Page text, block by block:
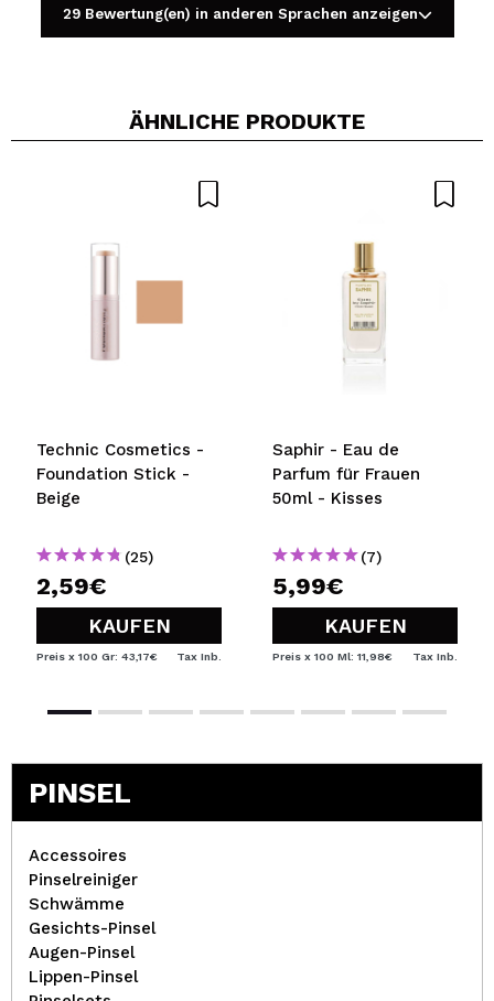
Ein Video oder Foto teilen
29 Bewertung(en) in anderen Sprachen anzeigen
ÄHNLICHE PRODUKTE
Technic Cosmetics -
Foundation Stick -
Beige
(25)
2,59€
KAUFEN
Preis x 100 Gr: 43,17€ Tax Inb.
Saphir - Eau de
Parfum für Frauen
50ml - Kisses
(7)
5,99€
KAUFEN
Preis x 100 Ml: 11,98€ Tax Inb.
PINSEL
Accessoires
Pinselreiniger
Schwämme
Gesichts-Pinsel
Augen-Pinsel
Lippen-Pinsel